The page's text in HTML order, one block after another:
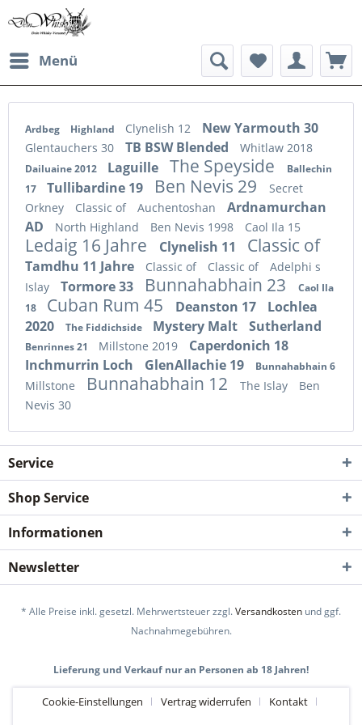
Menü
Ardbeg Highland Clynelish 12 New Yarmouth 30
Glentauchers 30 TB BSW Blended Whitlaw 2018
Dailuaine 2012 Laguille The Speyside
Ballechin
17
Tullibardine 19 Ben Nevis 29
Secret
Orkney
Classic of Auchentoshan
Ardnamurchan
AD
North Highland Ben Nevis 1998 Caol Ila 15
Ledaig 16 Jahre Clynelish 11 Classic of
Tamdhu 11 Jahre Classic of Classic of
Adelphi s
Islay
Tormore 33 Bunnahabhain 23
Caol Ila
18
Cuban Rum 45 Deanston 17
Lochlea
2020
The Fiddichside Mystery Malt Sutherland
Benrinnes 21 Millstone 2019
Caperdonich 18
Inchmurrin Loch
GlenAllachie 19 Bunnahabhain 6
Millstone Bunnahabhain 12 The Islay
Ben
Nevis 30
Service
Shop Service
Informationen
Newsletter
* Alle Preise inkl. gesetzl. Mehrwertsteuer zzgl.Versandkosten und ggf.
Nachnahmegebühren.
Lieferung und Verkauf nur an Personen ab 18 Jahren!
Cookie-Einstellungen Vertrag widerrufen
Kontakt